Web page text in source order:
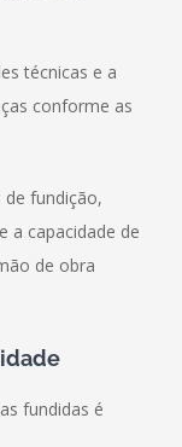
técnicas e a
conforme as
fundição,
a capacidade de
de obra
fundidas é